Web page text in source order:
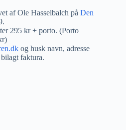
af Ole Hasselbalch på Den
295 kr + porto. (Porto
og husk navn, adresse
faktura.